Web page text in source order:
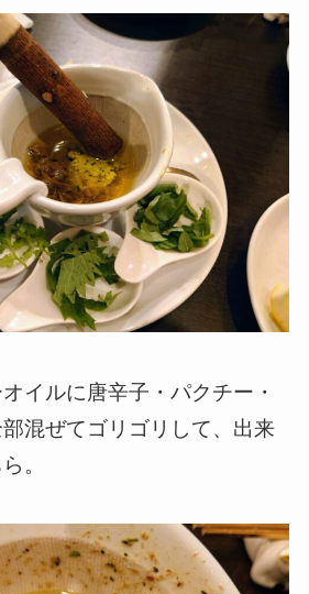
イルに唐辛子・パクチー・
混ぜてゴリゴリして、出来
。